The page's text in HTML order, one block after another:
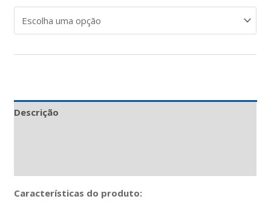
Descrição
Características do produto: